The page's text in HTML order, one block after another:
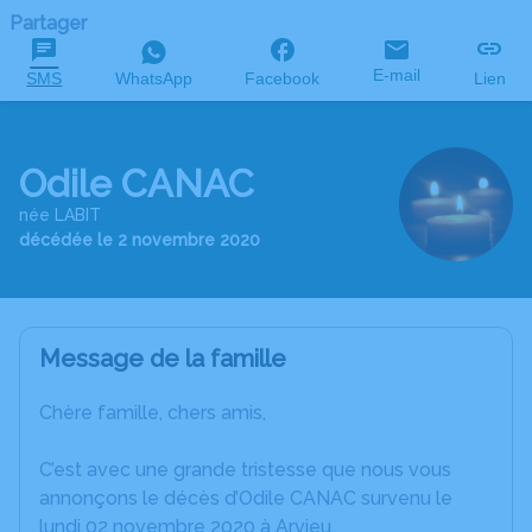
Partager
SMS WhatsApp Facebook E-mail Lien
Odile CANAC
née LABIT
décédée le 2 novembre 2020
Message de la famille
Chère famille, chers amis,
C’est avec une grande tristesse que nous vous
annonçons le décès d’Odile CANAC survenu le
lundi 02 novembre 2020 à Arvieu.